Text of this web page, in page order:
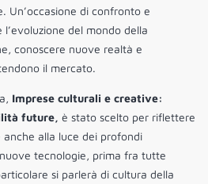
Un’occasione di confronto e
del mondo della
conoscere nuove realtà e
il mercato.
Imprese culturali e creative:
future, è stato scelto per riflettere
alla luce dei profondi
tecnologie, prima fra tutte
si parlerà di cultura della